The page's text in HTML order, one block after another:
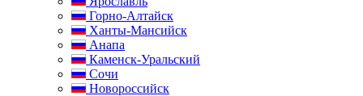
Горно-Алтайск
Ханты-Мансийск
Анапа
Каменск-Уральский
Сочи
Новороссийск